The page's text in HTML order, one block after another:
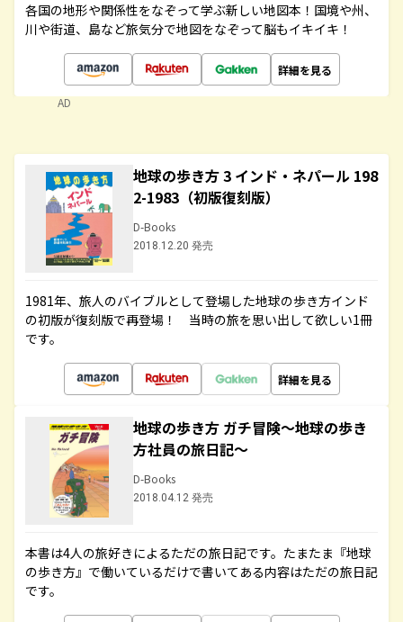
各国の地形や関係性をなぞって学ぶ新しい地図本！国境や州、
川や街道、島など旅気分で地図をなぞって脳もイキイキ！
詳細を見る
AD
地球の歩き方 3 インド・ネパール 198
2-1983（初版復刻版）
D-Books
2018.12.20 発売
1981年、旅人のバイブルとして登場した地球の歩き方インド
の初版が復刻版で再登場！ 当時の旅を思い出して欲しい1冊
です。
詳細を見る
地球の歩き方 ガチ冒険～地球の歩き
方社員の旅日記～
D-Books
2018.04.12 発売
本書は4人の旅好きによるただの旅日記です。たまたま『地球
の歩き方』で働いているだけで書いてある内容はただの旅日記
です。